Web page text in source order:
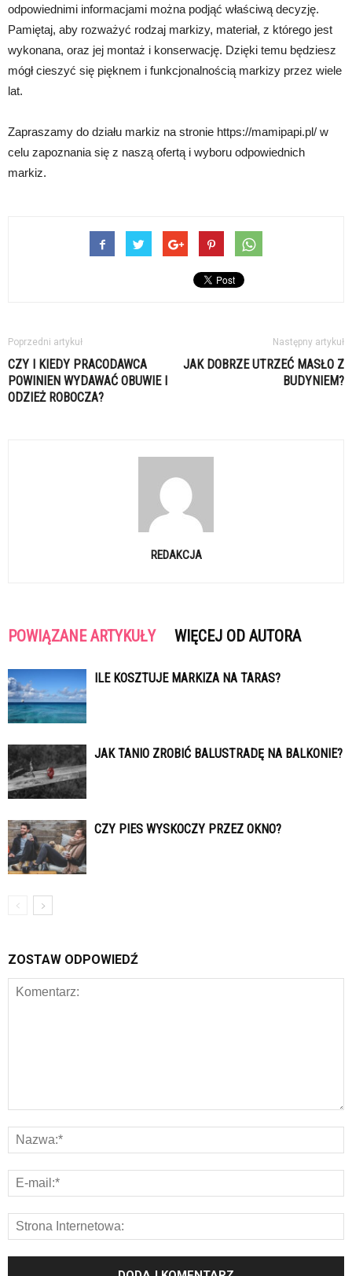
odpowiednimi informacjami można podjąć właściwą decyzję.
Pamiętaj, aby rozważyć rodzaj markizy, materiał, z którego jest
wykonana, oraz jej montaż i konserwację. Dzięki temu będziesz
mógł cieszyć się pięknem i funkcjonalnością markizy przez wiele
lat.
Zapraszamy do działu markiz na stronie https://mamipapi.pl/ w
celu zapoznania się z naszą ofertą i wyboru odpowiednich
markiz.
Poprzedni artykuł
CZY I KIEDY PRACODAWCA
POWINIEN WYDAWAĆ OBUWIE I
ODZIEŻ ROBOCZA?
Następny artykuł
JAK DOBRZE UTRZEĆ MASŁO Z
BUDYNIEM?
REDAKCJA
POWIĄZANE ARTYKUŁY WIĘCEJ OD AUTORA
ILE KOSZTUJE MARKIZA NA TARAS?
JAK TANIO ZROBIĆ BALUSTRADĘ NA BALKONIE?
CZY PIES WYSKOCZY PRZEZ OKNO?
ZOSTAW ODPOWIEDŹ